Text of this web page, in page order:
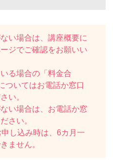
い場合は、講座概要に
ジでご確認をお願いい
る場合の「料金合
ついてはお電話か窓口
い。
い場合は、お電話か窓
さい。
し込み時は、6カ月一
ません。